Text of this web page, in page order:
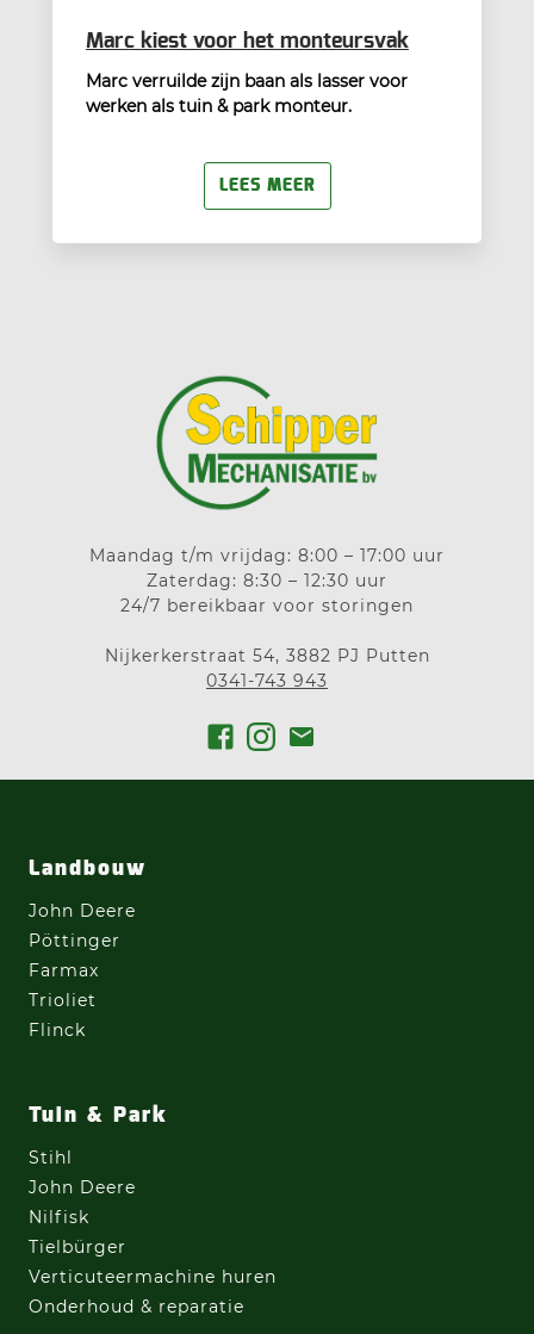
Marc kiest voor het monteursvak
Marc verruilde zijn baan als lasser voor
werken als tuin & park monteur.
LEES MEER
Maandag t/m vrijdag: 8:00 – 17:00 uur
Zaterdag: 8:30 – 12:30 uur
24/7 bereikbaar voor storingen
Nijkerkerstraat 54, 3882 PJ Putten
0341-743 943
Landbouw
John Deere
Pöttinger
Farmax
Trioliet
Flinck
Tuin & Park
Stihl
John Deere
Nilfisk
Tielbürger
Verticuteermachine huren
Onderhoud & reparatie